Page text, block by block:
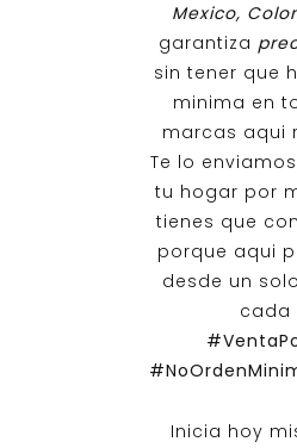
Mexico,
garantiza
sin tener que
minima en
marcas aqui
Te lo
tu hogar por
tienes que
porque aqui
desde un
cada
Inicia hoy